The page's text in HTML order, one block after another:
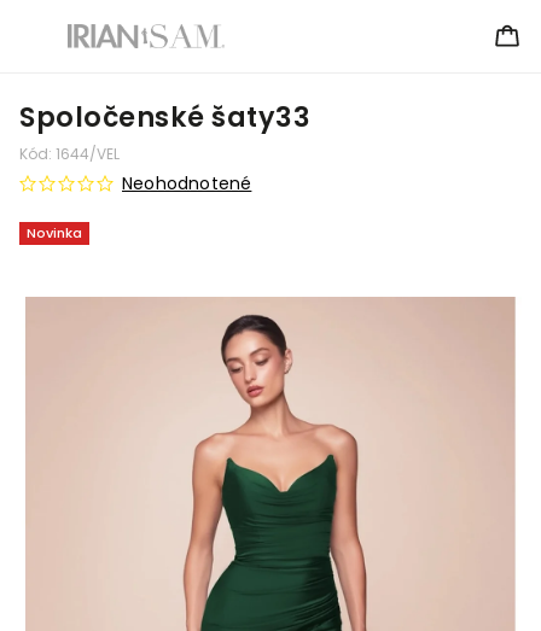
Spoločenské šaty33
Kód: 1644/VEL
Novinka
Neohodnotené